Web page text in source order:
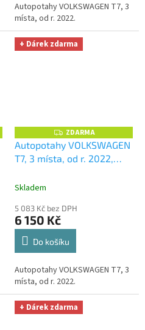
Autopotahy VOLKSWAGEN T7, 3
místa, od r. 2022.
+ Dárek zdarma
Z
D
A
M
ZDARMA
Autopotahy VOLKSWAGEN
T7, 3 místa, od r. 2022,
OPTIMÁL utěrka na auto i
zdarma v hodnotě 329,-Kč
Skladem
5 083 Kč bez DPH
6 150 Kč
Do košíku
Autopotahy VOLKSWAGEN T7, 3
místa, od r. 2022.
+ Dárek zdarma